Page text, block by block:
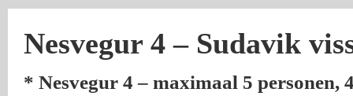
Nesvegur 4 – Sudavik
* Nesvegur 4 – maximaal 5 personen,